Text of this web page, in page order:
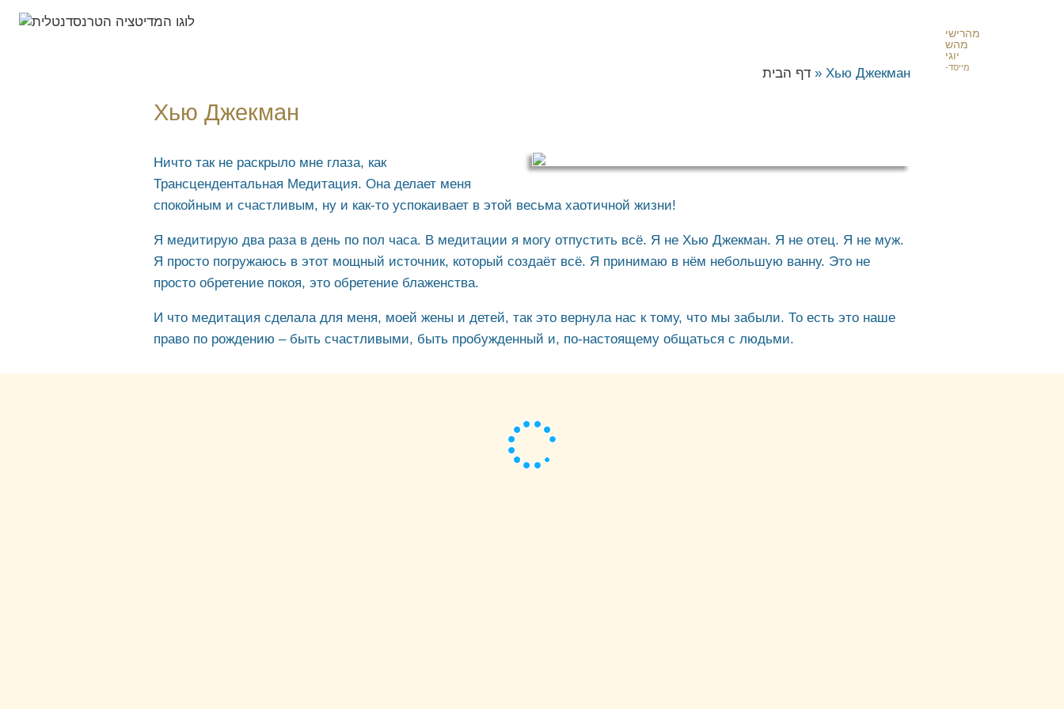
מהרישי
מהש
יוגי
-מייסד דף הבית » Хью Джекман
Хью Джекман
Ничто так не раскрыло мне глаза, как
Трансцендентальная Медитация. Она делает меня
спокойным и счастливым, ну и как-то успокаивает в этой весьма хаотичной жизни!
Я медитирую два раза в день по пол часа. В медитации я могу отпустить всё. Я не Хью Джекман. Я не отец. Я не муж.
Я просто погружаюсь в этот мощный источник, который создаёт всё. Я принимаю в нём небольшую ванну. Это не
просто обретение покоя, это обретение блаженства.
И что медитация сделала для меня, моей жены и детей, так это вернула нас к тому, что мы забыли. То есть это наше
право по рождению – быть счастливыми, быть пробужденный и, по-настоящему общаться с людьми.